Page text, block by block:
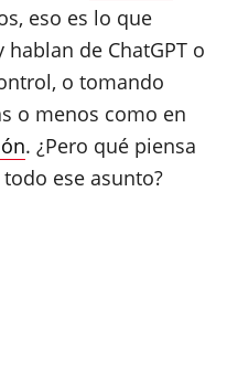
eso es lo que
de ChatGPT o
o tomando
o menos como en
. ¿Pero qué piensa
ese asunto?